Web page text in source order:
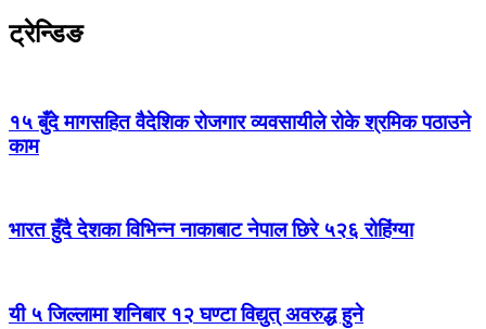
ट्रेन्डिङ
१५ बुँदे मागसहित वैदेशिक रोजगार व्यवसायीले रोके श्रमिक पठाउने
काम
भारत हुँदै देशका विभिन्न नाकाबाट नेपाल छिरे ५२६ रोहिंग्या
यी ५ जिल्लामा शनिबार १२ घण्टा विद्युत् अवरुद्ध हुने